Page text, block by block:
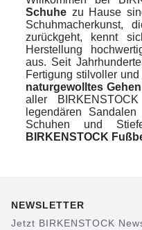
Schuhezu Hause
zurückgeht, kennt
Herstellung
aus. Seit
Fertigung stilvoller
naturgewolltes Gehen
aller
legendären
Schuhen und
BIRKENSTOCK
NEWSLETTER
Jetzt BIRKENSTOCK